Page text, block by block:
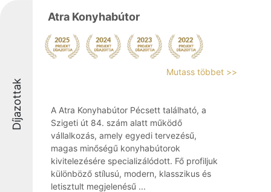
Díjazottak
Atra Konyhabútor
Mutass többet >>
A Atra Konyhabútor Pécsett található, a
Szigeti út 84. szám alatt működő
vállalkozás, amely egyedi tervezésű,
magas minőségű konyhabútorok
kivitelezésére specializálódott. Fő profiljuk
különböző stílusú, modern, klasszikus és
letisztult megjelenésű ...